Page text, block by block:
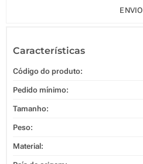
ENVIO
Características
Código do produto:
Pedido mínimo:
Tamanho:
Peso:
Material: